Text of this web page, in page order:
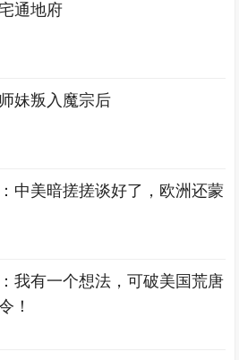
通地府
妹叛入魔宗后
中美暗搓搓谈好了，欧洲还蒙
我有一个想法，可破美国荒唐
！